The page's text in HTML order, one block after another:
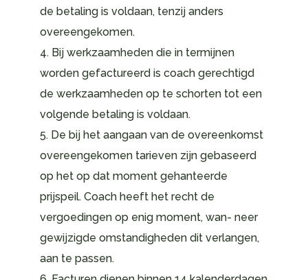
de betaling is voldaan, tenzij anders
overeengekomen.
4. Bij werkzaamheden die in termijnen
worden gefactureerd is coach gerechtigd
de werkzaamheden op te schorten tot een
volgende betaling is voldaan.
5. De bij het aangaan van de overeenkomst
overeengekomen tarieven zijn gebaseerd
op het op dat moment gehanteerde
prijspeil. Coach heeft het recht de
vergoedingen op enig moment, wan- neer
gewijzigde omstandigheden dit verlangen,
aan te passen.